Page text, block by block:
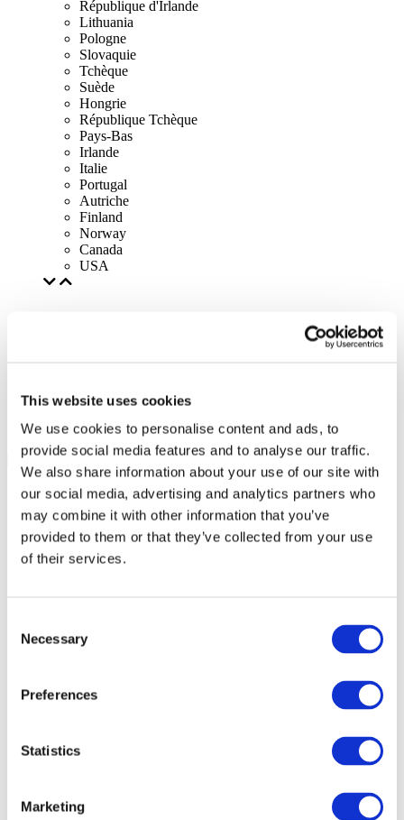
This website uses cookies
We use cookies to personalise content and ads, to
provide social media features and to analyse our traffic.
We also share information about your use of our site with
our social media, advertising and analytics partners who
may combine it with other information that you’ve
provided to them or that they’ve collected from your use
of their services.
Selection
Necessary
Preferences
Statistics
Marketing
République d'Irlande
Lithuania
Pologne
Slovaquie
Tchèque
Suède
Hongrie
République Tchèque
Pays-Bas
Irlande
Italie
Portugal
Autriche
Finland
Norway
Canada
USA
Événements